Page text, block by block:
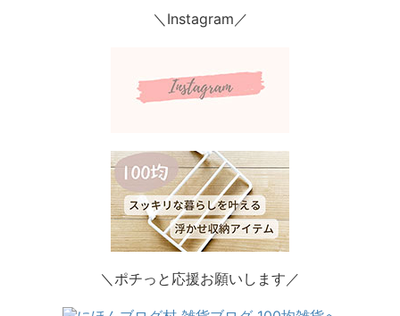
＼Instagram／
＼ポチっと応援お願いします／